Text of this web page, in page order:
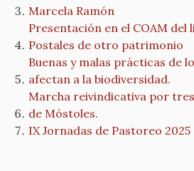
Marcela Ramón
Presentación en el COAM del
Postales de otro patrimonio
Buenas y malas prácticas de
afectan a la biodiversidad.
Marcha reivindicativa por
de Móstoles.
IX Jornadas de Pastoreo